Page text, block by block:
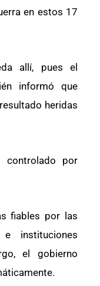
en estos 17
allí, pues el
informó que
heridas
controlado por
fiables por las
instituciones
el gobierno